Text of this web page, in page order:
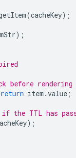
(cacheKey);
);
before rendering
return item .value ;
the TTL has
);